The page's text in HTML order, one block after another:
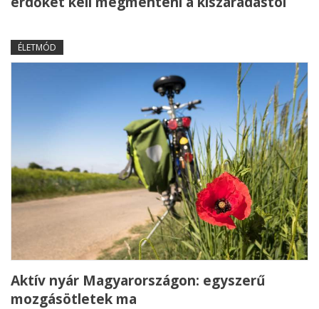
ÉLETMÓD
Aktív nyár Magyarországon: egyszerű
mozgásötletek ma